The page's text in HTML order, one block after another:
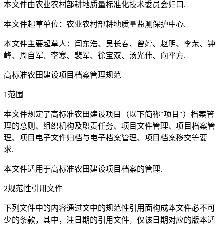
本文件由农业农村部耕地质量标准化技术委员会归口.
本文件起草单位：农业农村部耕地质量监测保护中心.
本文件主要起草人：闫东浩、吴长春、曾婷、赵明、李荣、钟
峰、周自军、李寒、裴军、徐宝双、汤光伟、向平方.
高标准农田建设项目档案管理规范
1范围
本文件规定了高标准农田建设项目（以下简称"项目"）档案管
理的总则、组织机构及职责任务、项目文件管理、项目档案管
理、项目电子文件归档与电子档案管理、项目档案移交等要
求.
本文件适用于高标准农田建设项目档案的管理.
2规范性引用文件
下列文件中的内容通过文中的规范性引用面构成本文件必不可
少的条款，其中，注日期的引用文件，仅该日期对应的版本适